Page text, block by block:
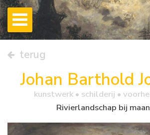
terug
Johan Barthold
kunstwerk • schilderij •
Rivierlandschap bij